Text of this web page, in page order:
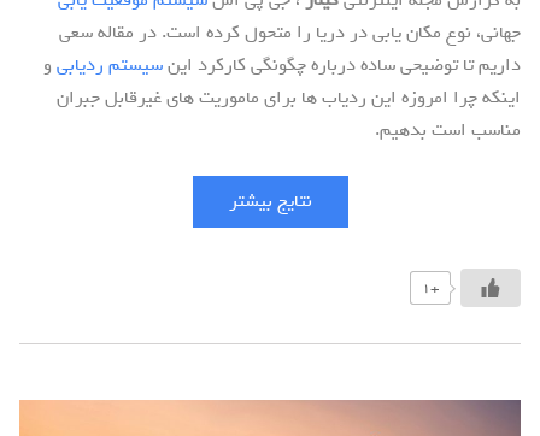
جهانی، نوع مکان یابی در دریا را متحول کرده است. در مقاله سعی
داریم تا توضیحی ساده درباره چگونگی کارکرد اینسیستم ردیابیو
اینکه چرا امروزه این ردیاب ها برای ماموریت های غیرقابل جبران
مناسب است بدهیم.
نتایج بیشتر
+1